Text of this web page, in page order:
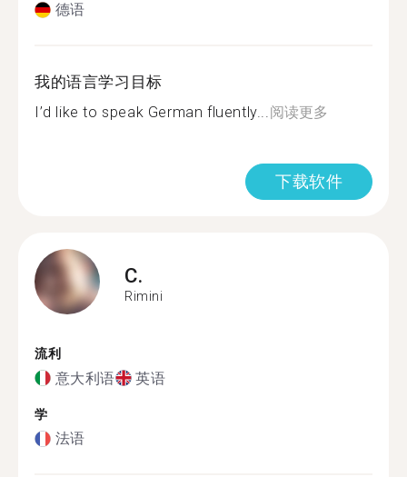
德语
我的语言学习目标
I’d like to speak German fluently...阅读更多
下载软件
C.
Rimini
流利
意大利语 英语
学
法语